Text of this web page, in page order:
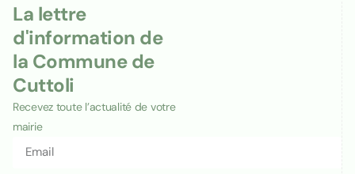
La lettre
d'information de
la Commune de
Cuttoli
Recevez toute l’actualité de votre
mairie